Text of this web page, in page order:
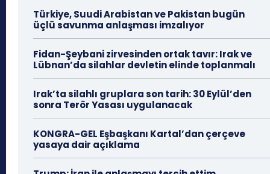
Türkiye, Suudi Arabistan ve Pakistan bugün
üçlü savunma anlaşması imzalıyor
Fidan-Şeybani zirvesinden ortak tavır: Irak ve
Lübnan’da silahlar devletin elinde toplanmalı
Irak’ta silahlı gruplara son tarih: 30 Eylül’den
sonra Terör Yasası uygulanacak
KONGRA-GEL Eşbaşkanı Kartal’dan çerçeve
yasaya dair açıklama